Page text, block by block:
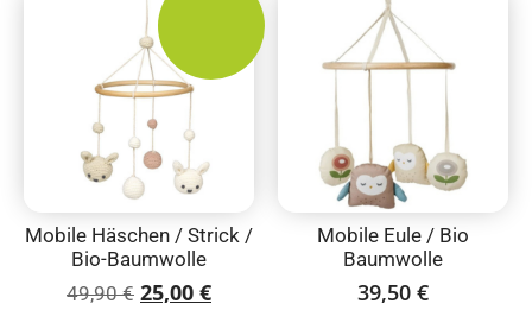
Mobile Häschen / Strick /
Bio-Baumwolle
49,90€ 25,00 €
Mobile Eule / Bio
Baumwolle
39,50 €